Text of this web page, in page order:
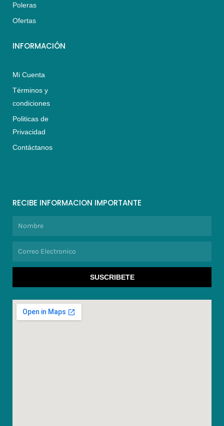
Poleras
Ofertas
INFORMACIÓN
Mi Cuenta
Términos y
condiciones
Politicas de
Privacidad
Contáctanos
RECIBE INFORMACION IMPORTANTE
SUSCRIBETE